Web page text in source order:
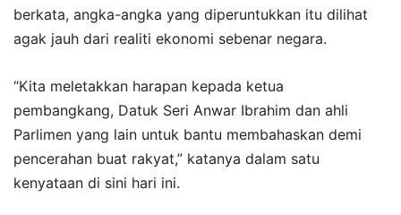
berkata, angka-angka yang diperuntukkan itu dilihat
agak jauh dari realiti ekonomi sebenar negara.
“Kita meletakkan harapan kepada ketua
pembangkang, Datuk Seri Anwar Ibrahim dan ahli
Parlimen yang lain untuk bantu membahaskan demi
pencerahan buat rakyat,” katanya dalam satu
kenyataan di sini hari ini.